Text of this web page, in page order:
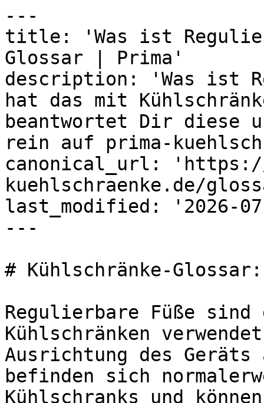
---
title: 'Was ist
Glossar | Prima'
description: 'Was ist
hat das mit
beantwortet Dir diese
rein auf prima-
canonical_url: 'https://
kuehlschraenke.de/
last_modified: '2026-
---
# Kühlschränke-
Regulierbare Füße
Kühlschränken
Ausrichtung des Geräts
befinden sich
Kühlschranks und